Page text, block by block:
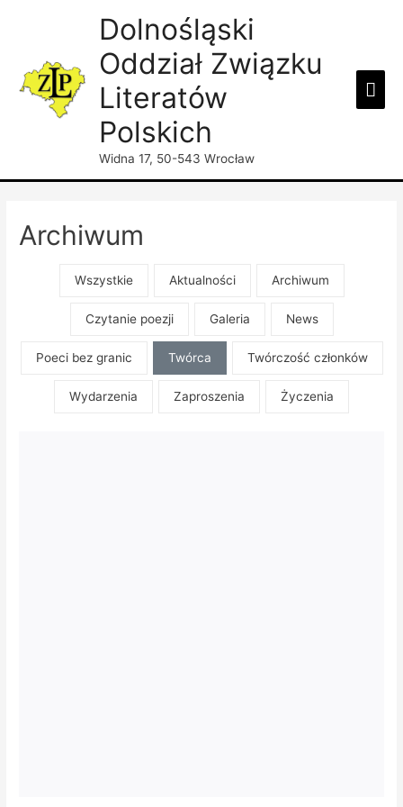
Dolnośląski
Oddział Związku
Literatów
Polskich
Widna 17, 50-543 Wrocław
Archiwum
Wszystkie Aktualności Archiwum
Czytanie poezji Galeria News
Poeci bez granic Twórca Twórczość członków
Wydarzenia Zaproszenia Życzenia